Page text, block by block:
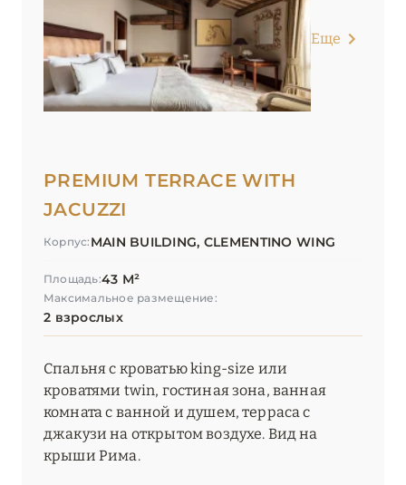
Еще
PREMIUM TERRACE WITH
JACUZZI
Корпус: MAIN BUILDING, CLEMENTINO WING
Площадь:43 М²
Максимальное размещение:
2 взрослых
Спальня с кроватью king-size или
кроватями twin, гостиная зона, ванная
комната с ванной и душем, терраса с
джакузи на открытом воздухе. Вид на
крыши Рима.